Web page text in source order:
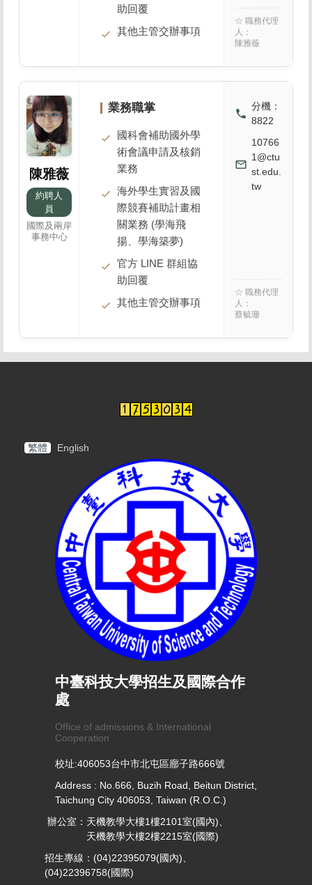
助回覆
其他主管交辦事項
☆ 職務代理
人：
陳雅薇
陳雅薇
約聘人
員
國際及兩岸
事務中心
業務職掌
國科會補助國外學
術會議申請及核銷
業務
海外學生實習及國
際競賽補助計畫相
關業務 (學海飛
揚、學海築夢)
官方 LINE 群組協
助回覆
其他主管交辦事項
local_phone
分機：
8822
mail_outline
10766
1@ctu
st.edu.
tw
☆ 職務代理
人：
蔡毓珊
繁體 English
中臺科技大學招生及國際合作
處
Office of admissions & International
Cooperation
校址:406053台中市北屯區廍子路666號
Address : No.666, Buzih Road, Beitun District,
Taichung City 406053, Taiwan (R.O.C.)
辦公室：天機教學大樓1樓2101室(國內)、
天機教學大樓2樓2215室(國際)
招生專線：(04)22395079(國內)、
(04)22396758(國際)